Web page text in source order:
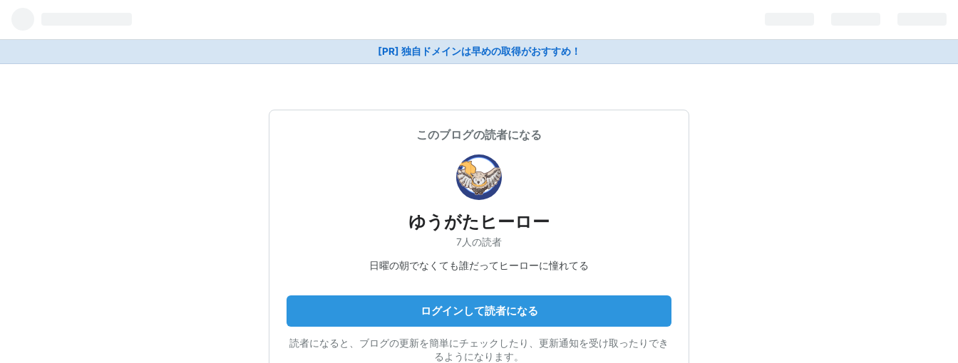
[PR] 独自ドメインは早めの取得がおすすめ！
このブログの読者になる
ゆうがたヒーロー
7人の読者
日曜の朝でなくても誰だってヒーローに憧れてる
ログインして読者になる
読者になると、ブログの更新を簡単にチェックしたり、更新通知を受け取ったりでき
るようになります。